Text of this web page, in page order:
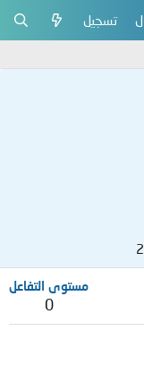
تسجيل
مستوى التفاعل
0